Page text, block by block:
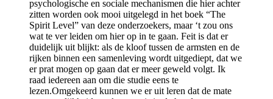
psychologische en sociale mechanismen die hier achter
zitten worden ook mooi uitgelegd in het boek “The
Spirit Level” van deze onderzoekers, maar ‘t zou ons
wat te ver leiden om hier op in te gaan. Feit is dat er
duidelijk uit blijkt: als de kloof tussen de armsten en de
rijken binnen een samenleving wordt uitgediept, dat we
er prat mogen op gaan dat er meer geweld volgt. Ik
raad iedereen aan om die studie eens te
lezen.Omgekeerd kunnen we er uit leren dat de mate